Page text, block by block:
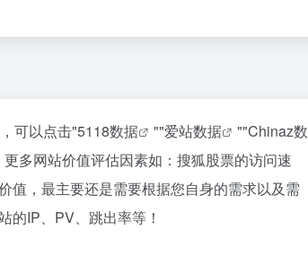
可以点击"5118数据 ""爱站数据 ""Chinaz数
多网站价值评估因素如：搜狐股票的访问速
值，最主要还是需要根据您自身的需求以及需
的IP、PV、跳出率等！